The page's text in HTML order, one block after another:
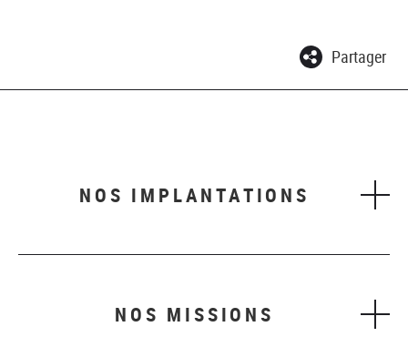
Partager
NOS IMPLANTATIONS
NOS MISSIONS